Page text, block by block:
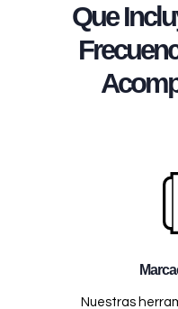
Que
Nuestras